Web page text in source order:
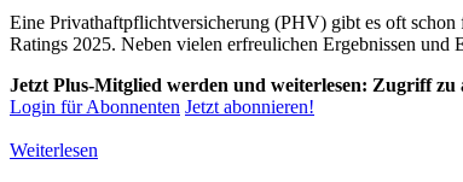
Eine Privathaftpflichtversicherung (PHV) gibt es oft schon
Ratings 2025. Neben vielen erfreulichen Ergebnissen und
Jetzt Plus-Mitglied werden und weiterlesen: Zugriff
Login für Abonnenten Jetzt abonnieren!
Weiterlesen